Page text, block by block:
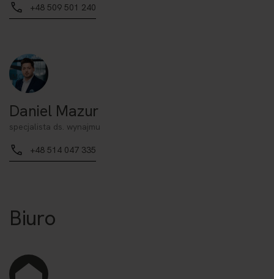
+48 509 501 240
Daniel Mazur
specjalista ds. wynajmu
+48 514 047 335
Biuro